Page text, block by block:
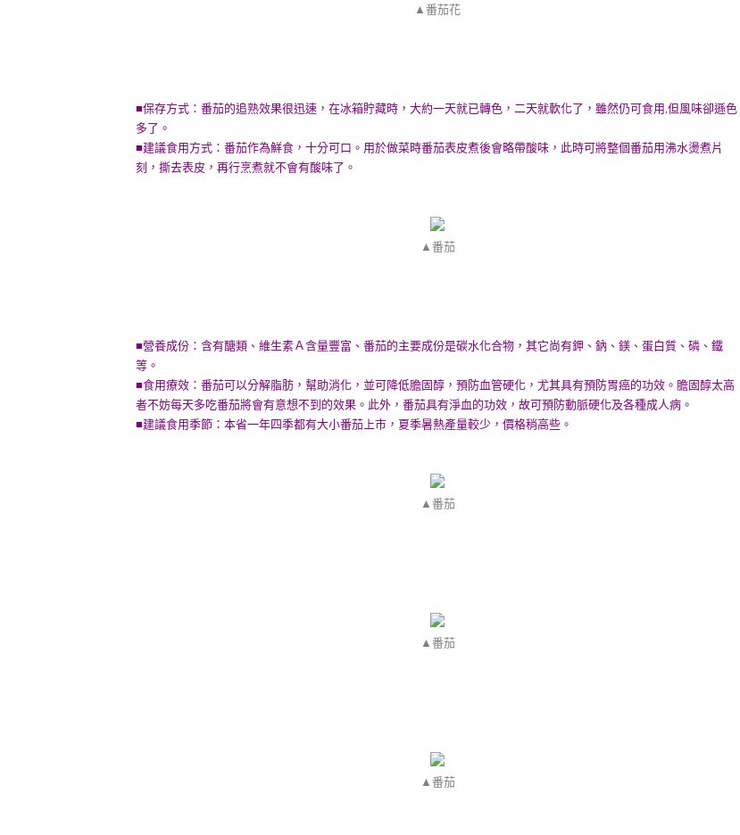
▲番茄花
■保存方式：番茄的追熟效果很迅速，在冰箱貯藏時，大約一天就已轉色，二天就軟化了，雖然仍可食用,但風味卻遜色
多了。
■建議食用方式：番茄作為鮮食，十分可口。用於做菜時番茄表皮煮後會略帶酸味，此時可將整個番茄用沸水燙煮片
刻，撕去表皮，再行烹煮就不會有酸味了。
▲番茄
■營養成份：含有醣類、維生素Ａ含量豐富、番茄的主要成份是碳水化合物，其它尚有鉀、鈉、鎂、蛋白質、磷、鐵
等。
■食用療效：番茄可以分解脂肪，幫助消化，並可降低膽固醇，預防血管硬化，尤其具有預防胃癌的功效。膽固醇太高
者不妨每天多吃番茄將會有意想不到的效果。此外，番茄具有淨血的功效，故可預防動脈硬化及各種成人病。
■建議食用季節：本省一年四季都有大小番茄上市，夏季暑熱產量較少，價格稍高些。
▲番茄
▲番茄
▲番茄